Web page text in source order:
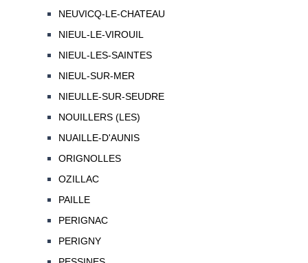
NEUVICQ-LE-CHATEAU
NIEUL-LE-VIROUIL
NIEUL-LES-SAINTES
NIEUL-SUR-MER
NIEULLE-SUR-SEUDRE
NOUILLERS (LES)
NUAILLE-D'AUNIS
ORIGNOLLES
OZILLAC
PAILLE
PERIGNAC
PERIGNY